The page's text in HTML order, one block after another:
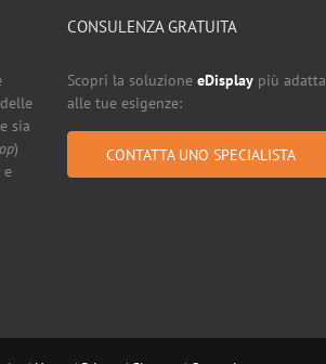
sia
)
e
CONSULENZA GRATUITA
Scopri la soluzione eDisplay più adatta
alle tue esigenze:
CONTATTA UNO SPECIALISTA